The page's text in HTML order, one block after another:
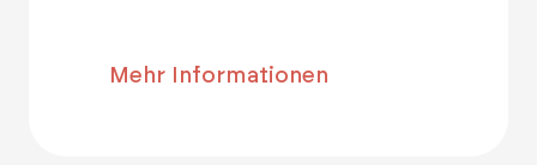
Mehr Informationen